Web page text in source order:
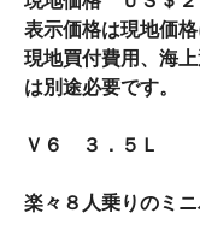
表示価格は現地価
現地買付費用、海
は別途必要です。
Ｖ６ ３．５Ｌ
楽々８人乗りのミニ